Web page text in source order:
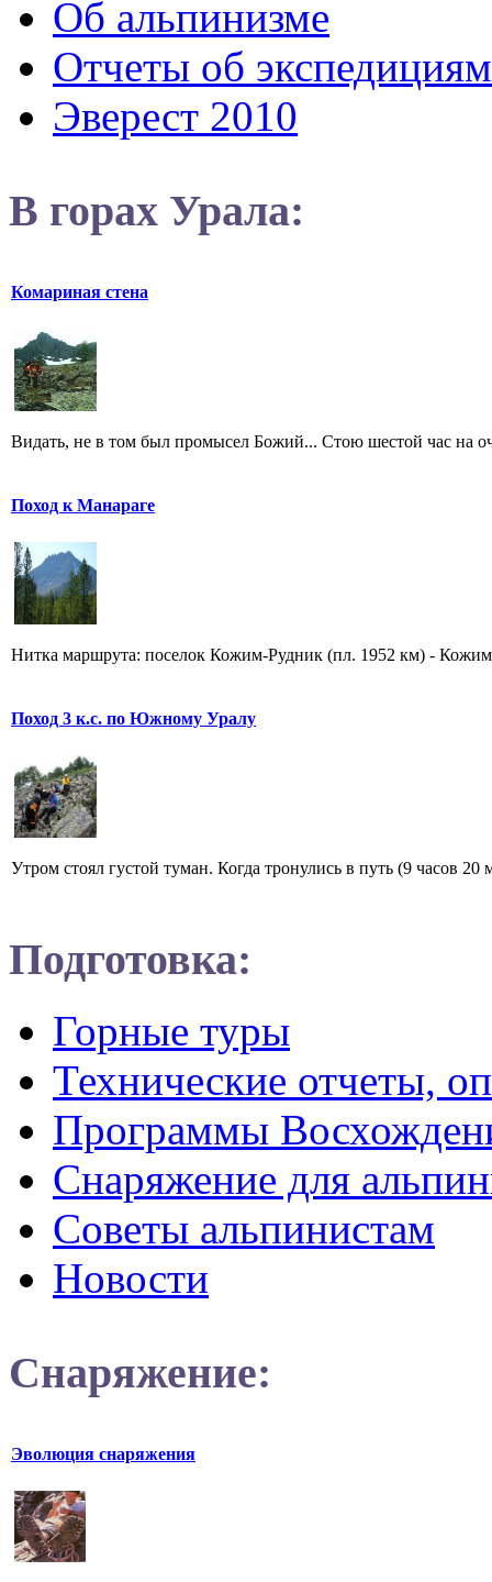
Об альпинизме
Отчеты об экспедициям
Эверест 2010
В горах Урала:
Комариная стена
Видать, не в том был промысел Божий... Стою шестой час на
Поход к Манараге
Нитка маршрута: поселок Кожим-Рудник (пл. 1952 км) -
Поход 3 к.с. по Южному Уралу
Утром стоял густой туман. Когда тронулись в путь (9 часов
Подготовка:
Горные туры
Технические отчеты,
Программы
Снаряжение для
Советы альпинистам
Новости
Снаряжение:
Эволюция снаряжения